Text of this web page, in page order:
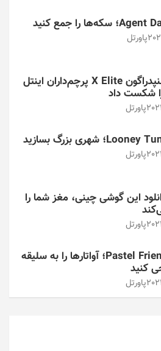
پاورتل
تراشه اسنپدراگون X Elite پرچم‌داران اینتل
پاورتل
پاورتل
این گوشی چینی، مغز شما را
پاورتل
بازی/ Pastel Friends؛ آواتارها را به سلیقه
کنید
پاورتل